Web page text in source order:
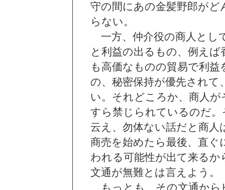
守の間にあの金髪野郎が
らない。
一方、仲介役の商人とし
と利益の出るもの、例え
も高価なものの貿易で利
の、秘密保持が優先され
い。それどころか、商人
すら禁じられているのだ
云え、勿体ない話だと商
商売を始めたら最後、直
われる可能性が出て来る
文通が無難とは言えよう。
もっとも、その文通から